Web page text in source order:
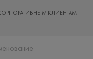
КЛИЕНТАМ